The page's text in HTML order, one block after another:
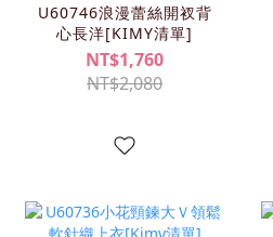
U60746浪漫蕾絲開衩背
心長洋[KIMY清單]
NT$1,760
NT$2,080